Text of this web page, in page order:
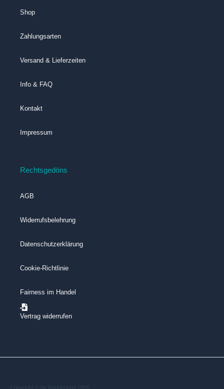
Shop
Zahlungsarten
Versand & Lieferzeiten
Info & FAQ
Kontakt
Impressum
Rechtsgedöns
AGB
Widerrufsbelehrung
Datenschutzerklärung
Cookie-Richtlinie
Fairness im Handel
Vertrag widerrufen
Copyright © by Räuberkind 2026